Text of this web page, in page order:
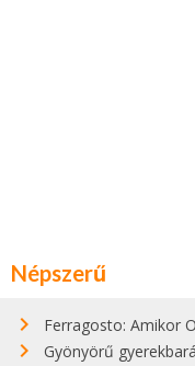
Népszerű
Ferragosto: Amikor
Gyönyörű gyerekbarát